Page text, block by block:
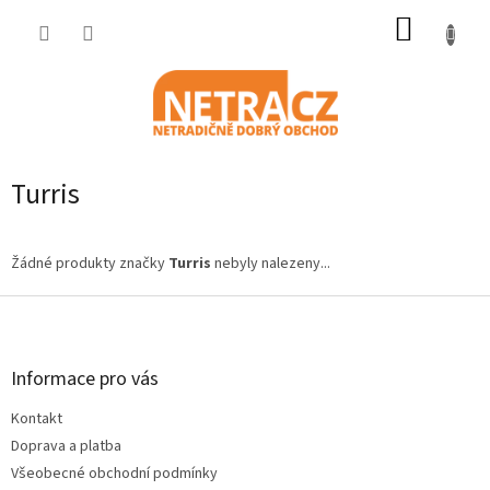
Turris
Žádné produkty značky Turris nebyly nalezeny...
Z
Informace pro vás
Kontakt
Doprava a platba
Všeobecné obchodní podmínky